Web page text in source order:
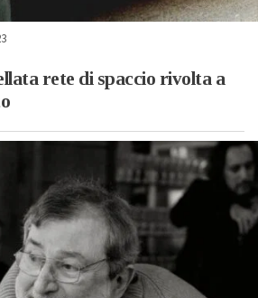
rete di spaccio rivolta a